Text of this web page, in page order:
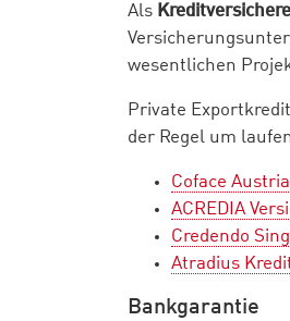
Als
wesentlichen
Private
der Regel um
Coface
ACREDIA
Credendo
Atradius
Bankgarantie